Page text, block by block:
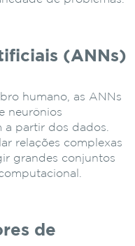
(ANNs)
humano, as ANNs
neurônios
partir dos dados.
relações complexas
grandes conjuntos
de